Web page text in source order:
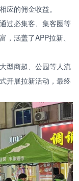
应的佣金收益。
过必集客、集客圈等
涵盖了APP拉新、
型商超、公园等人流
开展拉新活动，最终